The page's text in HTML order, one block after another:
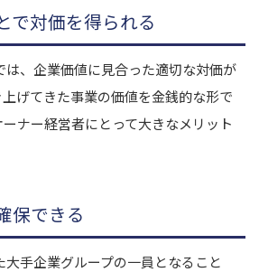
で対価を得られる
は、企業価値に見合った適切な対価が
げてきた事業の価値を金銭的な形で
ナー経営者にとって大きなメリット
保できる
手企業グループの一員となること